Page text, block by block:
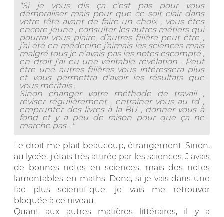
"Si je vous dis ça c’est pas pour vous
démoraliser mais pour que ce soit clair dans
votre tête avant de faire un choix , vous êtes
encore jeune , consulter les autres métiers qui
pourrai vous plaire, d’autres filière peut être ,
j’ai été en médecine j’aimais les sciences mais
malgré tous je n’avais pas les notes escompté ,
en droit j’ai eu une véritable révélation . Peut
être une autres filières vous intéressera plus
et vous permettra d’avoir les résultats que
vous méritais .
Sinon changer votre méthode de travail ,
réviser régulièrement , entraîner vous au td ,
emprunter des livres à la BU , donner vous à
fond et y a peu de raison pour que ça ne
marche pas . "
Le droit me plait beaucoup, étrangement. Sinon,
au lycée, j'étais très attirée par les sciences. J'avais
de bonnes notes en sciences, mais des notes
lamentables en maths. Donc, si je vais dans une
fac plus scientifique, je vais me retrouver
bloquée à ce niveau.
Quant aux autres matières littéraires, il y a